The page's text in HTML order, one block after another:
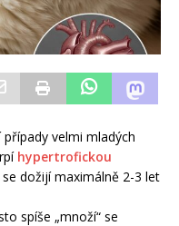
velmi mladých
hypertrofickou
dožijí maximálně 2-3 let
spíše „množí“ se